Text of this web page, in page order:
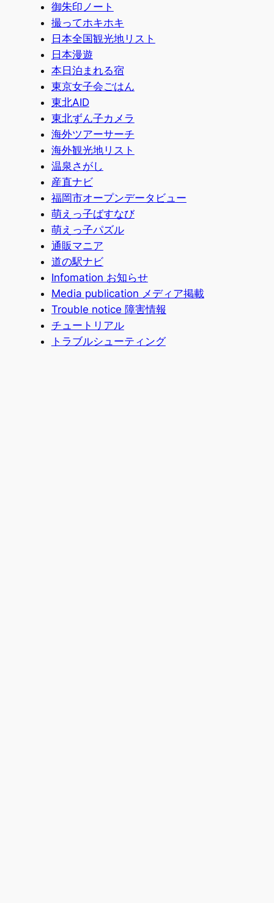
御朱印ノート
撮ってホキホキ
日本全国観光地リスト
日本漫遊
本日泊まれる宿
東京女子会ごはん
東北AID
東北ずん子カメラ
海外ツアーサーチ
海外観光地リスト
温泉さがし
産直ナビ
福岡市オープンデータビュー
萌えっ子ばすなび
萌えっ子パズル
通販マニア
道の駅ナビ
Infomation お知らせ
Media publication メディア掲載
Trouble notice 障害情報
チュートリアル
トラブルシューティング